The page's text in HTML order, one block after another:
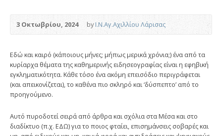
3 Οκτωβρίου, 2024 byΙ.Ν.Αγ.Αχιλλίου Λάρισας
Εδώ και καιρό (κάποιους μήνες; μήπως μερικά χρόνια;) ένα από τα
κυρίαρχα θέματα της καθημερινής ειδησεογραφίας είναι η εφηβική
εγκληματικότητα. Κάθε τόσο ένα ακόμη επεισόδιο περιγράφεται
(και απεικονίζεται), το καθένα πιο σκληρό και ‘δύσπεπτο’ από το
προηγούμενο.
Αυτό πυροδοτεί σειρά από άρθρα και σχόλια στα Μέσα και στο
διαδίκτυο (π.χ. ΕΔΩ) για το ποιος φταίει, επισημάνσεις σοβαρές και